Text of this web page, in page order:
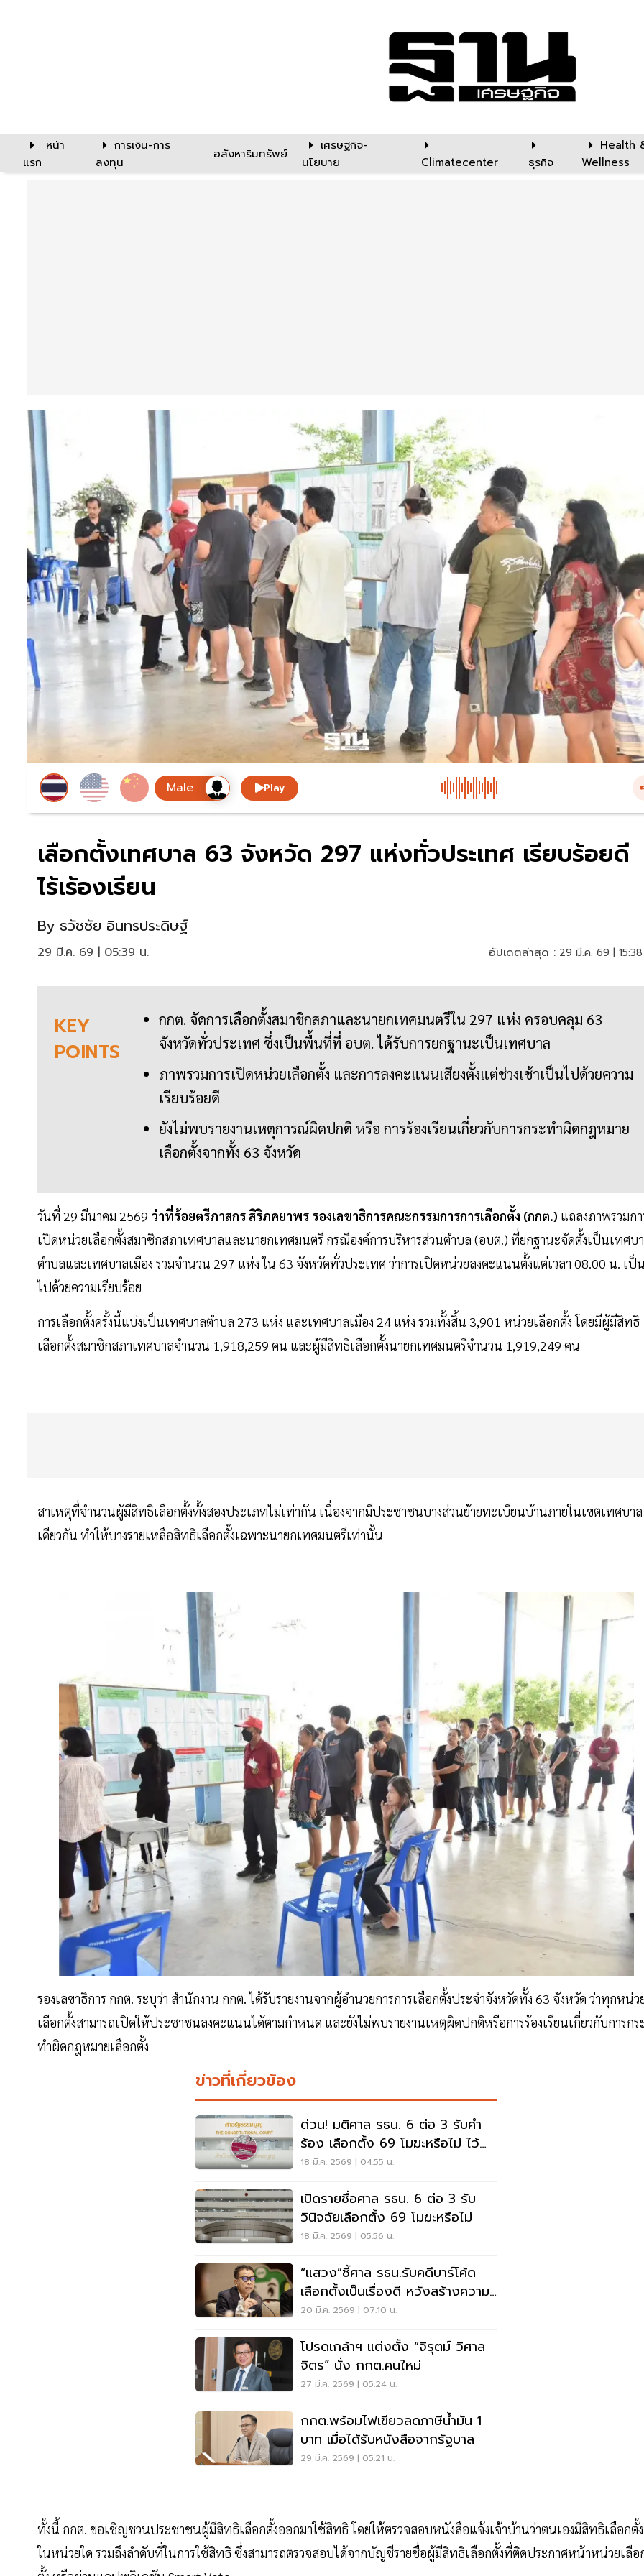
หน้า
แรก
การเงิน-การ
ลงทุน
อสังหาริมทรัพย์
เศรษฐกิจ-
นโยบาย
Climatecenter ธุรกิจ
Health
Wellness
Play
เลือกตั้งเทศบาล 63 จังหวัด 297 แห่งทั่วประเทศ เรียบร้อยดี
ไร้เร้องเรียน
By ธวัชชัย อินทรประดิษฐ์
29 มี.ค. 69 | 05:39 น. อัปเดตล่าสุด : 29 มี.ค. 69 |
KEY
POINTS
กกต. จัดการเลือกตั้งสมาชิกสภาและนายกเทศมนตรีใน 297 แห่ง ครอบคลุม 63
จังหวัดทั่วประเทศ ซึ่งเป็นพื้นที่ที่ อบต. ได้รับการยกฐานะเป็นเทศบาล
ภาพรวมการเปิดหน่วยเลือกตั้ง และการลงคะแนนเสียงตั้งแต่ช่วงเช้าเป็นไปด้วยความ
เรียบร้อยดี
ยังไม่พบรายงานเหตุการณ์ผิดปกติ หรือ การร้องเรียนเกี่ยวกับการกระทำผิดกฎหมาย
เลือกตั้งจากทั้ง 63 จังหวัด
วันที่ 29 มีนาคม 2569 ว่าที่ร้อยตรีภาสกร สิริภคยาพร รองเลขาธิการคณะกรรมการการเลือกตั้ง (กกต.) แถลงภาพรวมก
เปิดหน่วยเลือกตั้งสมาชิกสภาเทศบาลและนายกเทศมนตรี กรณีองค์การบริหารส่วนตำบล (อบต.) ที่ยกฐานะจัดตั้งเป็นเทศบ
ตำบลและเทศบาลเมือง รวมจำนวน 297 แห่ง ใน 63 จังหวัดทั่วประเทศ ว่าการเปิดหน่วยลงคะแนนตั้งแต่เวลา 08.00 น. เป็
ไปด้วยความเรียบร้อย
การเลือกตั้งครั้งนี้แบ่งเป็นเทศบาลตำบล 273 แห่ง และเทศบาลเมือง 24 แห่ง รวมทั้งสิ้น 3,901 หน่วยเลือกตั้ง โดยมีผู้มีสิทธิ
เลือกตั้งสมาชิกสภาเทศบาลจำนวน 1,918,259 คน และผู้มีสิทธิเลือกตั้งนายกเทศมนตรีจำนวน 1,919,249 คน
สาเหตุที่จำนวนผู้มีสิทธิเลือกตั้งทั้งสองประเภทไม่เท่ากัน เนื่องจากมีประชาชนบางส่วนย้ายทะเบียนบ้านภายในเขตเทศบาล
เดียวกัน ทำให้บางรายเหลือสิทธิเลือกตั้งเฉพาะนายกเทศมนตรีเท่านั้น
รองเลขาธิการ กกต. ระบุว่า สำนักงาน กกต. ได้รับรายงานจากผู้อำนวยการการเลือกตั้งประจำจังหวัดทั้ง 63 จังหวัด ว่าทุกหน่ว
เลือกตั้งสามารถเปิดให้ประชาชนลงคะแนนได้ตามกำหนด และยังไม่พบรายงานเหตุผิดปกติหรือการร้องเรียนเกี่ยวกับการกร
ทำผิดกฎหมายเลือกตั้ง
ข่าวที่เกี่ยวข้อง
ด่วน! มติศาล รธน. 6 ต่อ 3 รับคำ
ร้อง เลือกตั้ง 69 โมฆะหรือไม่ ไว้
วินิจฉัย
18 มี.ค. 2569 | 04:55 น.
เปิดรายชื่อศาล รธน. 6 ต่อ 3 รับ
วินิจฉัยเลือกตั้ง 69 โมฆะหรือไม่
18 มี.ค. 2569 | 05:56 น.
“แสวง”ชี้ศาล รธน.รับคดีบาร์โค้ด
เลือกตั้งเป็นเรื่องดี หวังสร้างความ
ชัดเจน
20 มี.ค. 2569 | 07:10 น.
โปรดเกล้าฯ แต่งตั้ง “จิรุตม์ วิศาล
จิตร” นั่ง กกต.คนใหม่
27 มี.ค. 2569 | 05:24 น.
กกต.พร้อมไฟเขียวลดภาษีน้ำมัน 1
บาท เมื่อได้รับหนังสือจากรัฐบาล
29 มี.ค. 2569 | 05:21 น.
ทั้งนี้ กกต. ขอเชิญชวนประชาชนผู้มีสิทธิเลือกตั้งออกมาใช้สิทธิ โดยให้ตรวจสอบหนังสือแจ้งเจ้าบ้านว่าตนเองมีสิทธิเลือกตั้ง
ในหน่วยใด รวมถึงลำดับที่ในการใช้สิทธิ ซึ่งสามารถตรวจสอบได้จากบัญชีรายชื่อผู้มีสิทธิเลือกตั้งที่ติดประกาศหน้าหน่วยเลือ